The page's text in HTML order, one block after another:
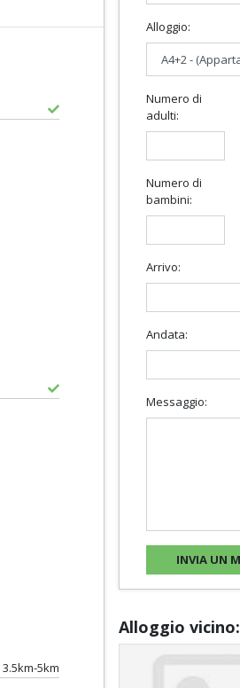
3.5km-5km
Alloggio:
Numero di
adulti:
Numero di
bambini:
Arrivo:
Andata:
Messaggio:
Alloggio vicino: